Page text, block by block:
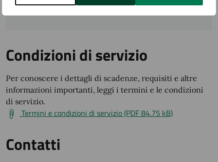
appuntamento
Condizioni di servizio
Per conoscere i dettagli di scadenze, requisiti e altre
informazioni importanti, leggi i termini e le condizioni
di servizio.
Termini e condizioni di servizio (PDF 84.75 kB)
Contatti